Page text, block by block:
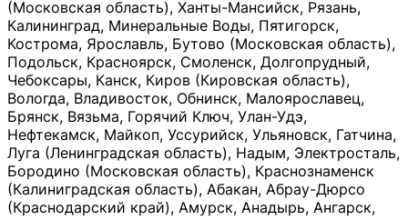
(Московская область), Ханты-Мансийск, Рязань,
Калининград, Минеральные Воды, Пятигорск,
Кострома, Ярославль, Бутово (Московская область),
Подольск, Красноярск, Смоленск, Долгопрудный,
Чебоксары, Канск, Киров (Кировская область),
Вологда, Владивосток, Обнинск, Малоярославец,
Брянск, Вязьма, Горячий Ключ, Улан-Удэ,
Нефтекамск, Майкоп, Уссурийск, Ульяновск, Гатчина,
Луга (Ленинградская область), Надым, Электросталь,
Бородино (Московская область), Краснознаменск
(Калиниградская область), Абакан, Абрау-Дюрсо
(Краснодарский край), Амурск, Анадырь, Ангарск,